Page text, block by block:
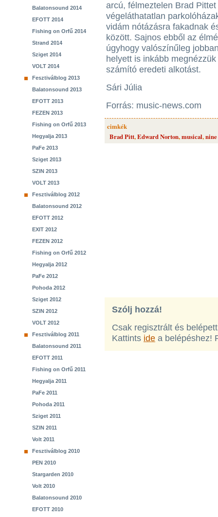
Balatonsound 2014
EFOTT 2014
Fishing on Orfű 2014
Strand 2014
Sziget 2014
VOLT 2014
Fesztiválblog 2013
Balatonsound 2013
EFOTT 2013
FEZEN 2013
Fishing on Orfű 2013
Hegyalja 2013
PaFe 2013
Sziget 2013
SZIN 2013
VOLT 2013
Fesztiválblog 2012
Balatonsound 2012
EFOTT 2012
EXIT 2012
FEZEN 2012
Fishing on Orfű 2012
Hegyalja 2012
PaFe 2012
Pohoda 2012
Sziget 2012
SZIN 2012
VOLT 2012
Fesztiválblog 2011
Balatonsound 2011
EFOTT 2011
Fishing on Orfű 2011
Hegyalja 2011
PaFe 2011
Pohoda 2011
Sziget 2011
SZIN 2011
Volt 2011
Fesztiválblog 2010
PEN 2010
Stargarden 2010
Volt 2010
Balatonsound 2010
EFOTT 2010
arcú, félmeztelen Brad
végeláthatatlan
vidám nótázásra fakadnak
között. Sajnos ebből az
úgyhogy valószínűleg
helyett is inkább
számító eredeti alkotást.
Sári Júlia
Forrás: music-news.com
cimkék
Brad Pitt,Edward Norton,musical,
Szólj hozzá!
Csak regisztrált és
Kattints ide a belépéshez!